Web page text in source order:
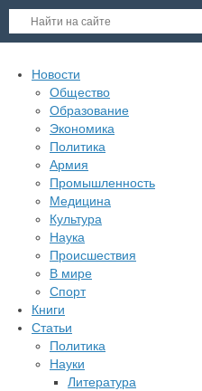
Новости
Общество
Образование
Экономика
Политика
Армия
Промышленность
Медицина
Культура
Наука
Происшествия
В мире
Спорт
Книги
Статьи
Политика
Науки
Литература